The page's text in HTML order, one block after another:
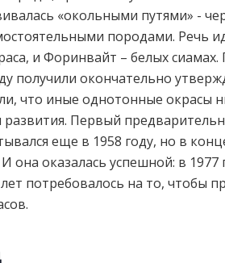
«окольными путями» -
породами. Речь
и Форинвайт – белых
получили окончательно
что иные однотонные окрасы
развития. Первый
еще в 1958 году, но в
она оказалась успешной: в
потребовалось на то, чтобы